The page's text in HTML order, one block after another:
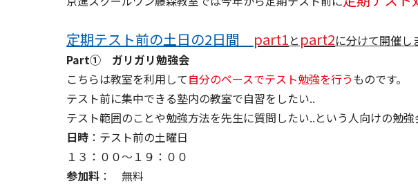
定期テスト前の土日の2日間 part1と part2に分けて開催し
Part① ガリガリ勉強会
こちらは教室を利用して自分のペースでテスト勉強を行うものです。
テスト前に集中できる塾内の教室で自習をしたい..
テスト範囲のことや勉強方法を先生に質問したい..という人向けの勉強
日時 ：テスト前の土曜日
１３：００～１９：００
参加料 ： 無料